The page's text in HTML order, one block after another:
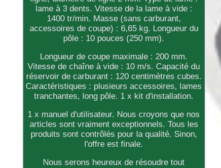
lame à 3 dents. Vitesse de la lame à vide :
1400 tr/min. Masse (sans carburant,
accessoires de coupe) : 6,65 kg. Longueur du
pôle : 10 pouces (250 mm).
Longueur de coupe maximale : 200 mm.
Vitesse de chaîne à vide : 10 m/s. Capacité du
réservoir de carburant : 120 centimètres cubes.
Caractéristiques : plusieurs accessoires, lames
tranchantes, long pôle. 1 x kit d'installation.
1 x manuel d'utilisateur. Nous croyons que nos
articles sont vraiment exceptionnels. Tous les
produits sont contrôlés pour la qualité. Sinon,
l'offre est finale.
Nous serons heureux de résoudre tout